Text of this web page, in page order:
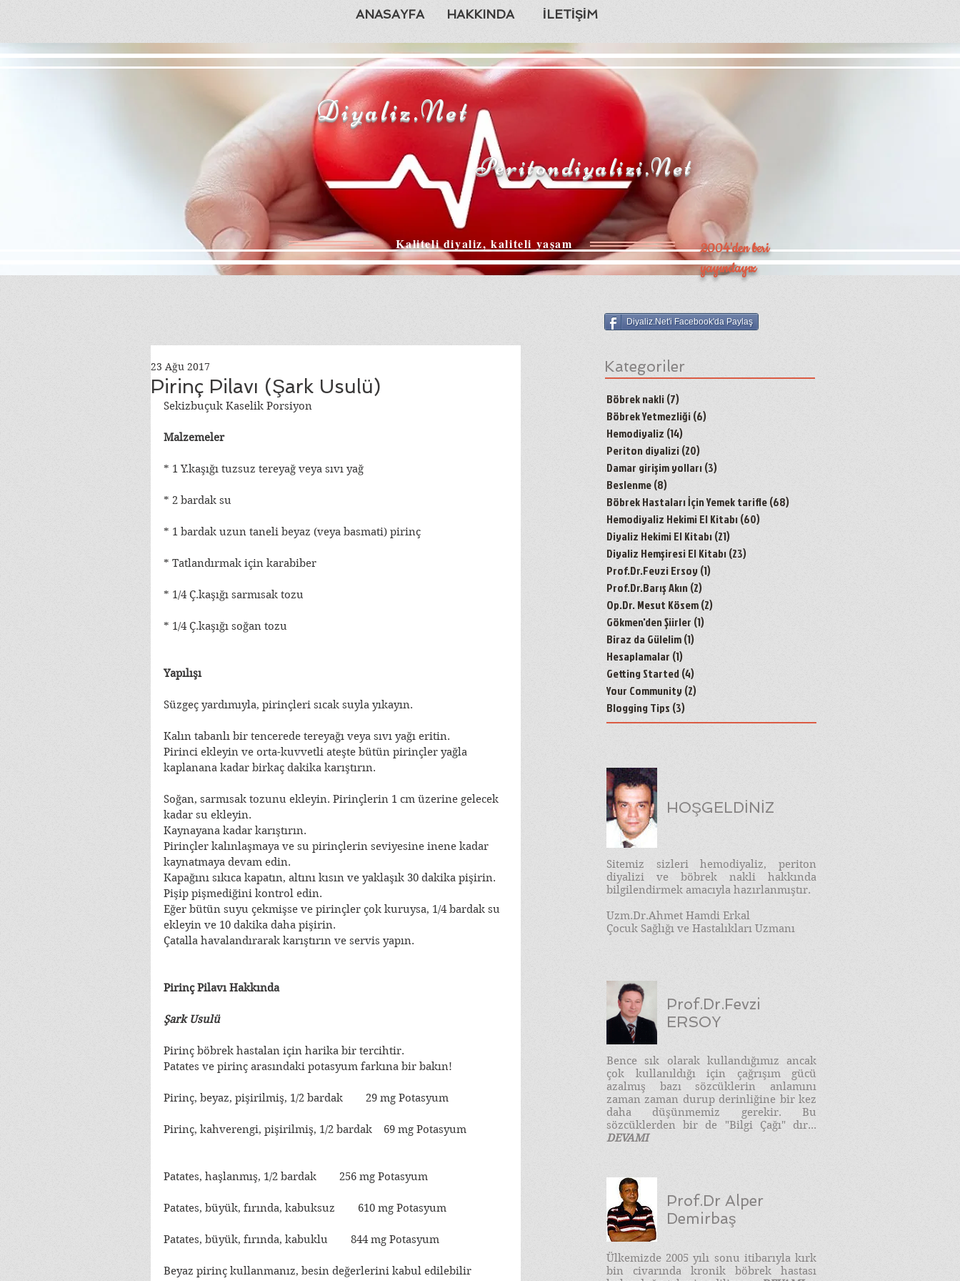
ANASAYFA HAKKINDA İLETİŞİM
Diyaliz.Net
Kaliteli diyaliz, kaliteli yaşam
Peritondiyalizi.Net
2004'den beri
yayındayız
Diyaliz.Net'i Facebook'da Paylaş
Pirinç Pilavı (Şark Usulü)
23 Ağu 2017
Sekizbuçuk Kaselik Porsiyon
Malzemeler
* 1 Y.kaşığı tuzsuz tereyağ veya sıvı yağ
* 2 bardak su
* 1 bardak uzun taneli beyaz (veya basmati) pirinç
* Tatlandırmak için karabiber
* 1/4 Ç.kaşığı sarmısak tozu
* 1/4 Ç.kaşığı soğan tozu
Yapılışı
Süzgeç yardımıyla, pirinçleri sıcak suyla yıkayın.
Kalın tabanlı bir tencerede tereyağı veya sıvı yağı eritin.
Pirinci ekleyin ve orta-kuvvetli ateşte bütün pirinçler yağla
kaplanana kadar birkaç dakika karıştırın.
Soğan, sarmısak tozunu ekleyin. Pirinçlerin 1 cm üzerine gelecek
kadar su ekleyin.
Kaynayana kadar karıştırın.
Pirinçler kalınlaşmaya ve su pirinçlerin seviyesine inene kadar
kaynatmaya devam edin.
Kapağını sıkıca kapatın, altını kısın ve yaklaşık 30 dakika pişirin.
Pişip pişmediğini kontrol edin.
Eğer bütün suyu çekmişse ve pirinçler çok kuruysa, 1/4 bardak su
ekleyin ve 10 dakika daha pişirin.
Çatalla havalandırarak karıştırın ve servis yapın.
Pirinç Pilavı Hakkında
Şark Usulü
Pirinç böbrek hastalan için harika bir tercihtir.
Patates ve pirinç arasındaki potasyum farkına bir bakın!
Pirinç, beyaz, pişirilmiş, 1/2 bardak        29 mg Potasyum
Pirinç, kahverengi, pişirilmiş, 1/2 bardak    69 mg Potasyum
Patates, haşlanmış, 1/2 bardak        256 mg Potasyum
Patates, büyük, fırında, kabuksuz        610 mg Potasyum
Patates, büyük, fırında, kabuklu        844 mg Potasyum
Beyaz pirinç kullanmanız, besin değerlerini kabul edilebilir
Kategoriler
Böbrek nakli(7)
Böbrek Yetmezliği(6)
Hemodiyaliz (14)
Periton diyalizi(20)
Damar girişim yolları(3)
Beslenme(8)
Böbrek Hastaları İçin Yemek tarifle(68)
Hemodiyaliz Hekimi El Kitabı(60)
Diyaliz Hekimi El Kitabı(21)
Diyaliz Hemşiresi El Kitabı(23)
Prof.Dr.Fevzi Ersoy(1)
Prof.Dr.Barış Akın(2)
Op.Dr. Mesut Kösem(2)
Gökmen'den Şiirler (1)
Biraz da Gülelim(1)
Hesaplamalar (1)
Getting Started(4)
Your Community(2)
Blogging Tips (3)
HOŞGELDİNİZ
Sitemiz sizleri hemodiyaliz, periton
diyalizi ve böbrek nakli hakkında
bilgilendirmek amacıyla hazırlanmıştır.
Uzm.Dr.Ahmet Hamdi Erkal
Çocuk Sağlığı ve Hastalıkları Uzmanı
Prof.Dr.Fevzi
ERSOY
​Bence sık olarak kullandığımız ancak
çok kullanıldığı için çağrışım gücü
azalmış bazı sözcüklerin anlamını
zaman zaman durup derinliğine bir kez
daha düşünmemiz gerekir. Bu
sözcüklerden bir de "Bilgi Çağı" dır...
DEVAMI
Prof.Dr Alper
Demirbaş
Ülkemizde 2005 yılı sonu itibarıyla kırk
bin civarında kronik böbrek hastası